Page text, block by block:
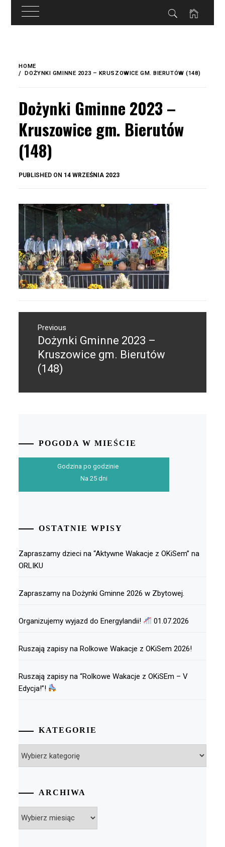
treści
content
HOME
DOŻYNKI GMINNE 2023 – KRUSZOWICE GM. BIERUTÓW (148)
Dożynki Gminne 2023 –
Kruszowice gm. Bierutów
(148)
PUBLISHED ON 14 WRZEŚNIA 2023
wpisuPrevious
Previous
post:
Dożynki Gminne 2023 –
Kruszowice gm. Bierutów
(148)
POGODA W MIEŚCIE
Godzina po godzinie
Na 25 dni
OSTATNIE WPISY
Zapraszamy dzieci na “Aktywne Wakacje z OKiSem” na
ORLIKU
Zapraszamy na Dożynki Gminne 2026 w Zbytowej.
Organizujemy wyjazd do Energylandii! 01.07.2026
Ruszają zapisy na Rolkowe Wakacje z OKiSem 2026!
Ruszają zapisy na “Rolkowe Wakacje z OKiSEm – V
Edycja!”!
KATEGORIE
ARCHIWA